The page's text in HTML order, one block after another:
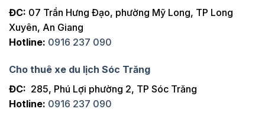
ĐC: 07 Trần Hưng Đạo, phường Mỹ Long, TP Long
Xuyên, An Giang
Hotline: 0916 237 090
Cho thuê xe du lịch Sóc Trăng
ĐC: 285, Phú Lợi phường 2, TP Sóc Trăng
Hotline: 0916 237 090